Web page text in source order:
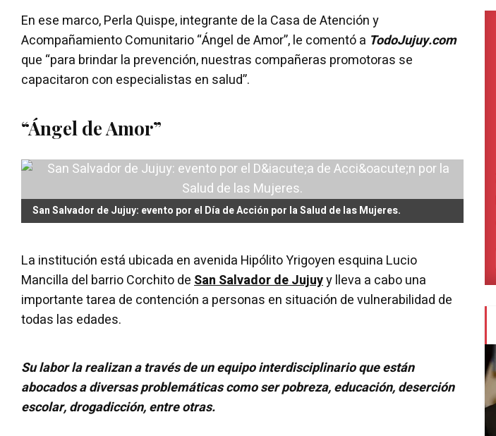
En ese marco, Perla Quispe, integrante de la Casa de Atención y
Acompañamiento Comunitario “Ángel de Amor”, le comentó a TodoJujuy.com
que “para brindar la prevención, nuestras compañeras promotoras se
capacitaron con especialistas en salud”.
“Ángel de Amor”
San Salvador de Jujuy: evento por el Día de Acción por la Salud de las Mujeres.
La institución está ubicada en avenida Hipólito Yrigoyen esquina Lucio
Mancilla del barrio Corchito deSan Salvador de Jujuyy lleva a cabo una
importante tarea de contención a personas en situación de vulnerabilidad de
todas las edades.
Su labor la realizan a través de un equipo interdisciplinario que están
abocados a diversas problemáticas como ser pobreza, educación, deserción
escolar, drogadicción, entre otras.